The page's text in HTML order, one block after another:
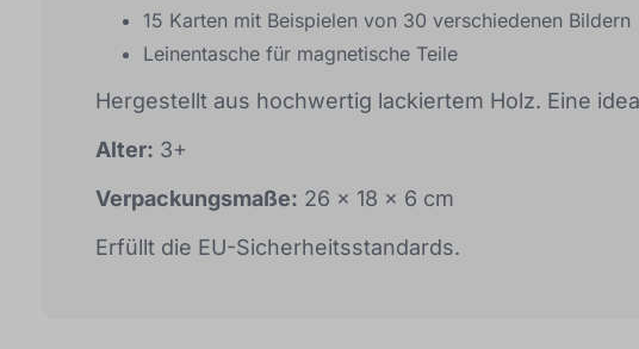
15 Karten mit Beispielen von 30 verschiedenen Bildern
Leinentasche für magnetische Teile
Hergestellt aus hochwertig lackiertem Holz. Eine
Alter: 3+
Verpackungsmaße: 26 x 18 x 6 cm
Erfüllt die EU-Sicherheitsstandards.